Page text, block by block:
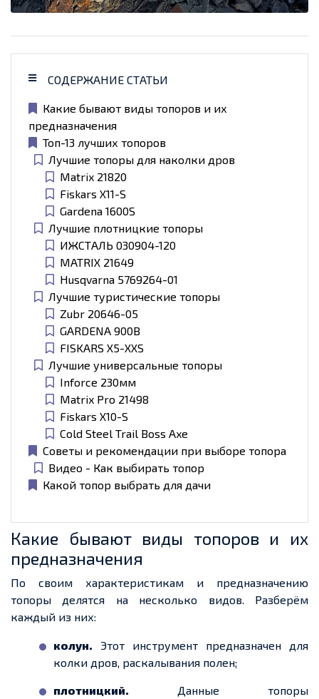
СОДЕРЖАНИЕ СТАТЬИ
Какие бывают виды топоров и их
предназначения
Топ-13 лучших топоров
Лучшие топоры для наколки дров
Matrix 21820
Fiskars X11-S
Gardena 1600S
Лучшие плотницкие топоры
ИЖСТАЛЬ 030904-120
MATRIX 21649
Husqvarna 5769264-01
Лучшие туристические топоры
Zubr 20646-05
GARDENA 900B
FISKARS X5-XXS
Лучшие универсальные топоры
Inforce 230мм
Matrix Pro 21498
Fiskars X10-S
Cold Steel Trail Boss Axe
Советы и рекомендации при выборе топора
Видео - Как выбирать топор
Какой топор выбрать для дачи
Какие бывают виды топоров и их
предназначения
По своим характеристикам и предназначению
топоры делятся на несколько видов. Разберём
каждый из них:
колун. Этот инструмент предназначен для
колки дров, раскалывания полен;
плотницкий. Данные топоры